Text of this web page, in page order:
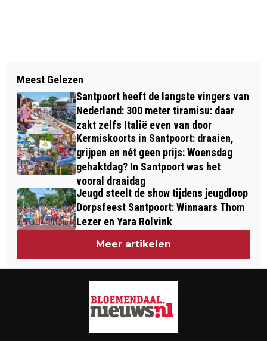
HONDERDEN ZEESTERREN
AANGESPOELD OP STRAND IN
BLOEMENDAAL AAN ZEE
WERKZAAMHEDEN OP BLEKERSVELD
KUNNEN VAN START
Meest Gelezen
Santpoort heeft de langste vingers van
Nederland: 300 meter tiramisu: daar
zakt zelfs Italië even van door
Kermiskoorts in Santpoort: draaien,
grijpen en nét geen prijs: Woensdag
gehaktdag? In Santpoort was het
vooral draaidag
Jeugd steelt de show tijdens jeugdloop
Dorpsfeest Santpoort: Winnaars Thom
Lezer en Yara Rolvink
Meer artikelen